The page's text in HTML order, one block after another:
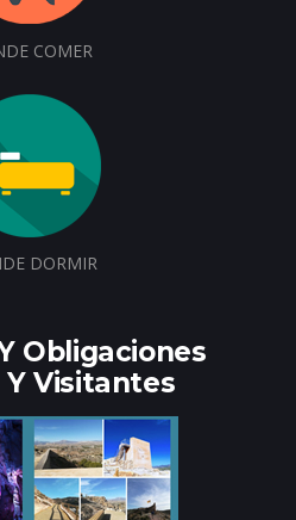
COMER
DORMIR
Obligaciones
Visitantes